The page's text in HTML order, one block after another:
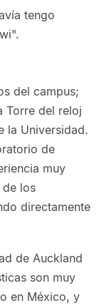
tengo
del campus;
Torre del reloj
la Universidad.
de
muy
de los
directamente
de Auckland
son muy
en México, y